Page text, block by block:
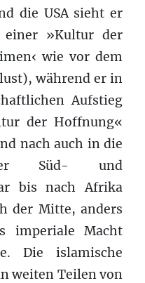
die USA sieht er
einer »Kultur der
wie vor dem
während er in
Aufstieg
der Hoffnung«
nach auch in die
Süd- und
bis nach Afrika
der Mitte, anders
imperiale Macht
Die islamische
weiten Teilen von